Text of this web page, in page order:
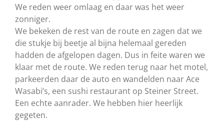
We reden weer omlaag en daar was het weer
zonniger.
We bekeken de rest van de route en zagen dat we
die stukje bij beetje al bijna helemaal gereden
hadden de afgelopen dagen. Dus in feite waren we
klaar met de route. We reden terug naar het motel,
parkeerden daar de auto en wandelden naar Ace
Wasabi’s, een sushi restaurant op Steiner Street.
Een echte aanrader. We hebben hier heerlijk
gegeten.